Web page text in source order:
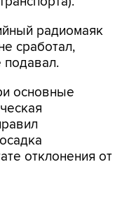
радиомаяк
сработал,
подавал.
основные
отклонения от